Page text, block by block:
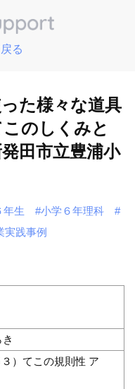
る
た様々な道具
のしくみと
田市立豊浦小
年生 #小学６年理科
#
実践事例
）てこの規則性 ア